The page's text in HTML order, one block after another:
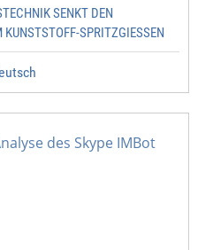
SENKT DEN
SPRITZGIESSEN